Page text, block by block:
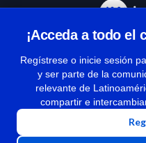
¡Acceda a todo el
Regístrese o inicie sesión
y ser parte de la
relevante de
compartir e
|
| Todos los derechos